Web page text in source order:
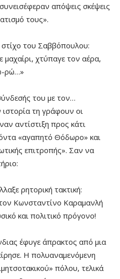
απόψεις σκέψεις
τους».
του Σαββόπουλου:
μαχαίρι, χτύπαγε τον αέρα,
ρώ…»
του με τον…
τη γράφουν οι
αντίστιξη προς κάτι
«αγαπητό Θόδωρο» και
επιτροπής». Σαν να
ρητορική τακτική:
Κωνσταντίνο Καραμανλή
και πολιτικό πρόγονο!
έφυγε άπρακτος από μια
Η πολυαναμενόμενη
πόλου, τελικά